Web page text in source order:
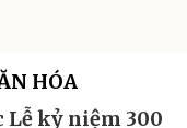
HÓA
Lễ kỷ niệm 300